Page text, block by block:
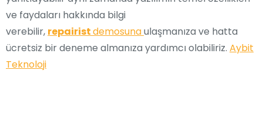
ve faydaları hakkında bilgi
verebilir, repairistdemosunaulaşmanıza ve hatta
ücretsiz bir deneme almanıza yardımcı olabiliriz. Aybit
Teknoloji